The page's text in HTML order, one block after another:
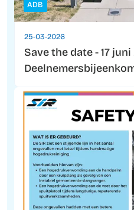
ADB
25-03-2026
Save the date - 17